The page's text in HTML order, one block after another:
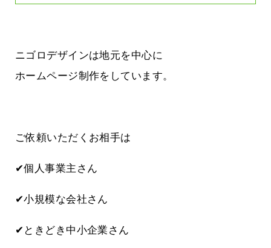
ニゴロデザインは地元を中心に
ホームページ制作をしています。
ご依頼いただくお相手は
✔個人事業主さん
✔小規模な会社さん
✔ときどき中小企業さん